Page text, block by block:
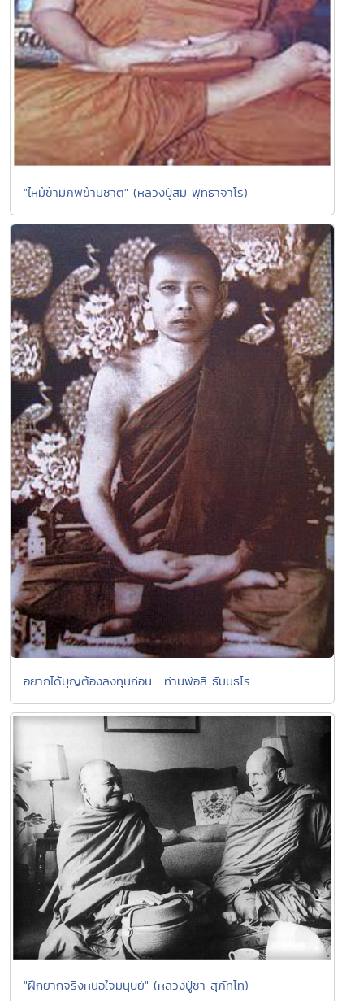
"ไหม้ข้ามภพข้ามชาติ" (หลวงปู่สิม พุทธาจาโร)
อยากได้บุญต้องลงทุนก่อน : ท่านพ่อลี ธัมมธโร
"ฝึกยากจริงหนอใจมนุษย์" (หลวงปู่ชา สุภัทโท)